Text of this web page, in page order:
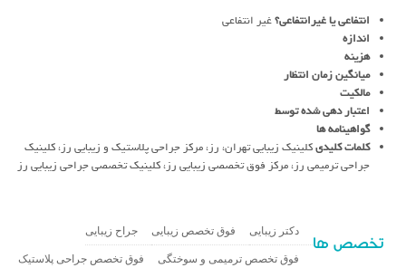
انتفاعی یا غیرانتفاعی؟غیر انتفاعی
اندازه
هزینه
میانگین زمان انتظار
مالکیت
اعتبار دهی شده توسط
گواهینامه ها
کلمات کلیدیکلینیک زیبایی تهران، رز، مرکز جراحی پلاستیک و زیبایی رز، کلینیک
جراحی ترمیمی رز، مرکز فوق تخصصی زیبایی رز، کلینیک تخصصی جراحی زیبایی رز
تخصص ها
دکتر زیبایی فوق تخصص زیبایی
جراح زیبایی
فوق تخصص ترمیمی و سوختگی
فوق تخصص جراحی پلاستیک